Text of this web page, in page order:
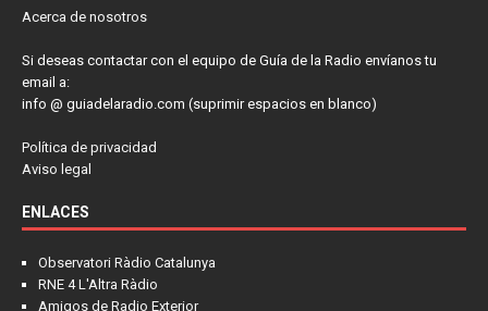
Acerca de nosotros
Si deseas contactar con el equipo de Guía de la Radio envíanos tu
email a:
info @ guiadelaradio.com (suprimir espacios en blanco)
Política de privacidad
Aviso legal
ENLACES
Observatori Ràdio Catalunya
RNE 4 L'Altra Ràdio
Amigos de Radio Exterior